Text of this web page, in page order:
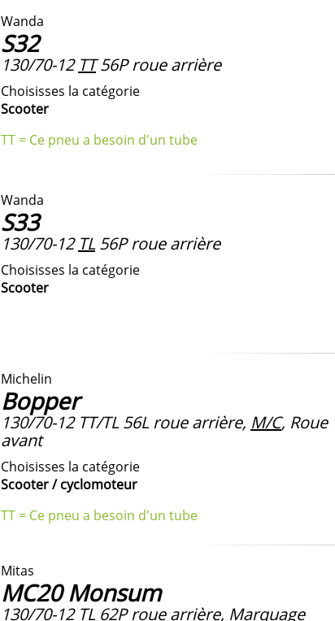
Wanda
S32
130/70-12 TT56P roue arrière
Choisisses la catégorie
Scooter
TT = Ce pneu a besoin d'un tube
Wanda
S33
130/70-12 TL56P roue arrière
Choisisses la catégorie
Scooter
Michelin
Bopper
130/70-12 TT/TL 56L roue arrière, M/C, Roue
avant
Choisisses la catégorie
Scooter / cyclomoteur
TT = Ce pneu a besoin d'un tube
Mitas
MC20 Monsum
130/70-12 TL62P roue arrière, Marquage